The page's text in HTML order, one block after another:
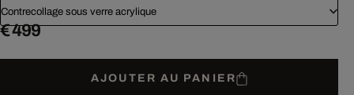
Contrecollage sous verre acrylique
€ 499
AJOUTER AU PANIER